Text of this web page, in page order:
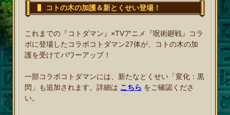
コトの木の加護＆新とくせい登場！
これまでの『コトダマン』×TVアニメ『呪術廻戦』コラ
ボに登場したコラボコトダマン27体が、コトの木の加
護を受けてパワーアップ！
一部コラボコトダマンには、新たなとくせい「変化：黒
閃」も追加されます。詳細は こちら をご確認くださ
い。